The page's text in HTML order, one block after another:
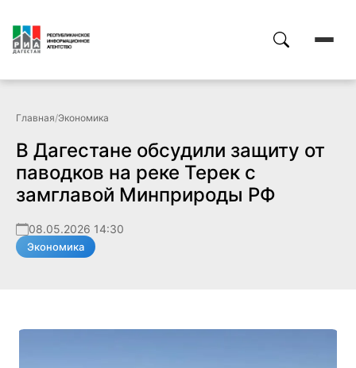
Главная/Экономика
В Дагестане обсудили защиту от
паводков на реке Терек с
замглавой Минприроды РФ
08.05.2026 14:30
Экономика